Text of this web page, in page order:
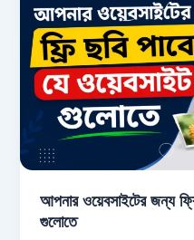
আপনার ওয়েবসাইটের জন্য
গুলোতে